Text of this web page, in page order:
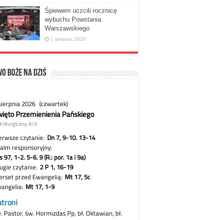
Śpiewem uczcili rocznicę
wybuchu Powstania
Warszawskiego
1 sierpnia 2026
Boże na dziś